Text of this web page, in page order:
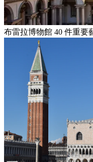
布雷拉博物館 40 件重要